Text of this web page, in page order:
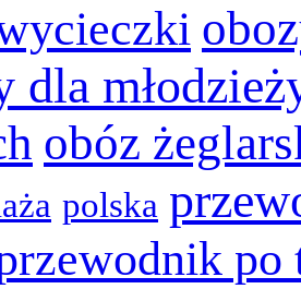
dla
obóz
polska
po